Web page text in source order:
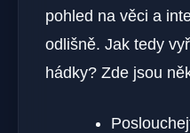
pohled na věci a
odlišně. Jak tedy
hádky? Zde jsou